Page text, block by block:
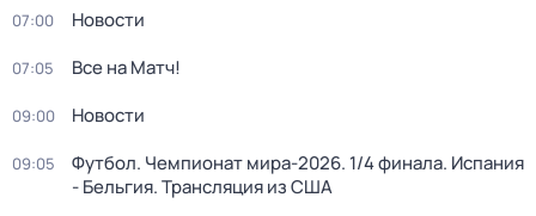
07:00 Новости
07:05 Все на Матч!
09:00 Новости
09:05
Футбол. Чемпионат мира-2026. 1/4 финала. Испания
- Бельгия. Трансляция из США